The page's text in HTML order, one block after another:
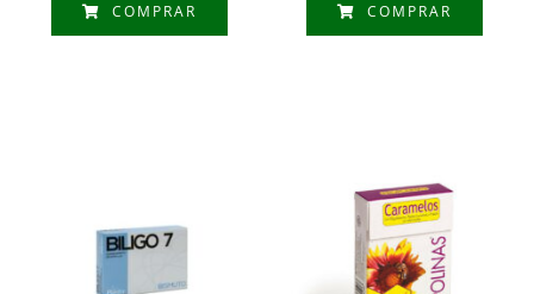
COMPRAR COMPRAR